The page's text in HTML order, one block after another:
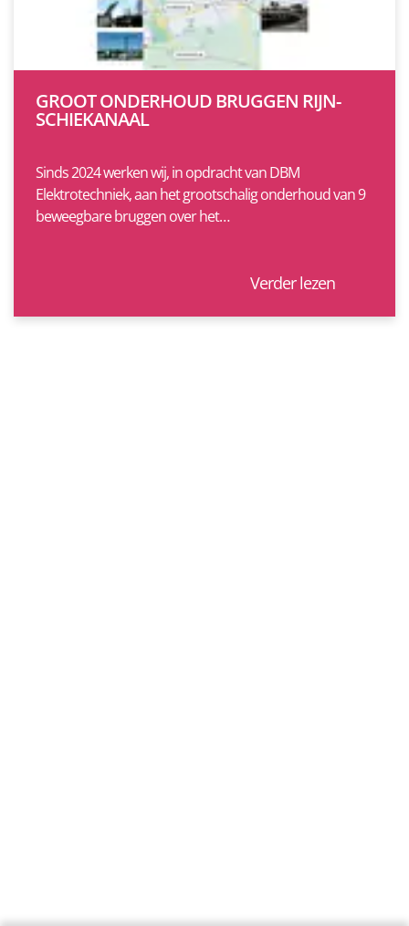
GROOT ONDERHOUD BRUGGEN RIJN-
SCHIEKANAAL
Sinds 2024 werken wij, in opdracht van DBM
Elektrotechniek, aan het grootschalig onderhoud van 9
beweegbare bruggen over het…
Verder lezen